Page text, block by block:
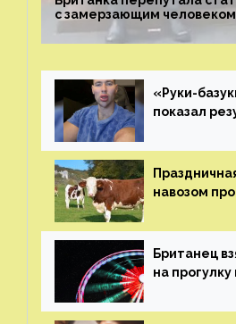
с замерзающим
о помощи
«Руки-
показал
навозом
Британец
на